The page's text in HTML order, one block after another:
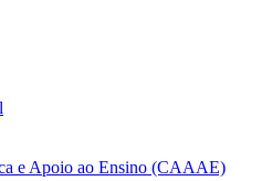
e Apoio ao Ensino (CAAAE)